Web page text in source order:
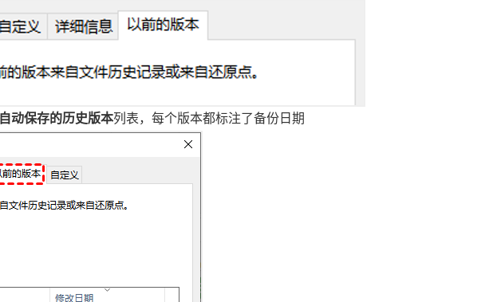
自动保存的历史版本列表，每个版本都标注了备份日期